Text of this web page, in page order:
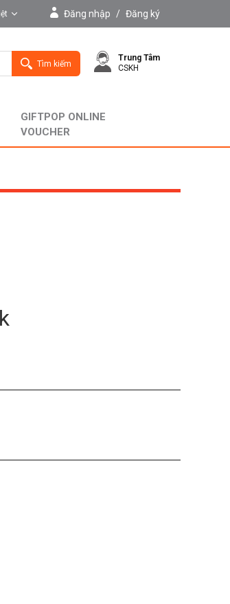
Đăng nhập / Đăng ký
Tìm kiếm
Trung Tâm
CSKH
GIFTPOP ONLINE
VOUCHER